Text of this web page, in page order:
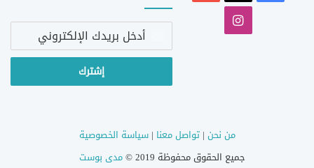
انستقرام
أدخل
الإلكتروني
من نحن |تواصل معنا |سياسة الخصوصية
جميع الحقوق محفوظة 2019 ©
مدى بوست